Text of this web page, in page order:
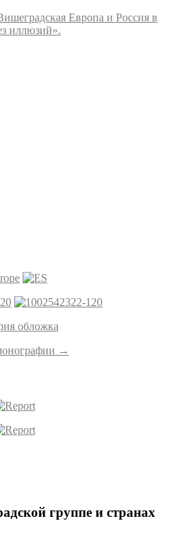
→
группе и странах